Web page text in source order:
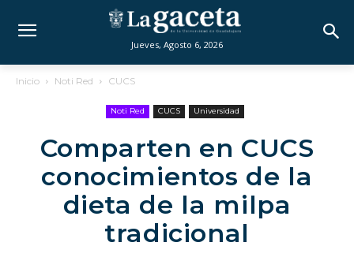
Jueves, Agosto 6, 2026
Inicio Noti Red CUCS
Noti Red CUCS Universidad
Comparten en CUCS
conocimientos de la
dieta de la milpa
tradicional